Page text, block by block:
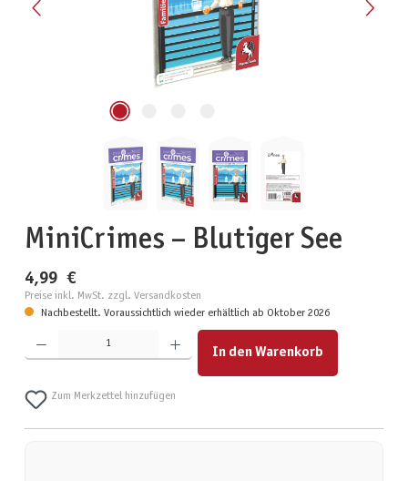
MiniCrimes – Blutiger See
4,99 €
Preise inkl. MwSt. zzgl. Versandkosten
Nachbestellt. Voraussichtlich wieder erhältlich ab Oktober 2026
Produkt Anzahl: Gib den gewünschten Wert ein oder benutze die Schaltflächen um die Anzahl zu
In den Warenkorb
Zum Merkzettel hinzufügen